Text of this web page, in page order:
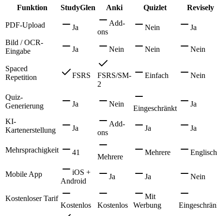
Funktion StudyGlen Anki Quizlet Revisely
PDF-Upload Ja
Add-
ons
Nein
Ja
Bild / OCR-
Eingabe
Ja Nein Nein Nein
Spaced
Repetition
FSRS
FSRS/SM-
2
Einfach Nein
Quiz-
Generierung
Ja Nein
Eingeschränkt
Ja
KI-
Kartenerstellung
Ja
Add-
ons
Ja Ja
Mehrsprachigkeit 41
Mehrere
Mehrere Englisch
Mobile App
iOS +
Android
Ja Ja Nein
Kostenloser Tarif
Kostenlos
Kostenlos
Mit
Werbung